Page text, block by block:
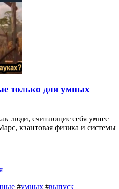
только для умных
люди, считающие себя умнее
квантовая физика и системы
#умных #выпуск